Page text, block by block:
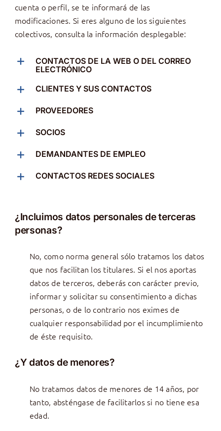
cuenta o perfil, se te informará de las
modificaciones. Si eres alguno de los siguientes
colectivos, consulta la información desplegable:
CONTACTOS DE LA WEB O DEL CORREO
ELECTRÓNICO
CLIENTES Y SUS CONTACTOS
PROVEEDORES
SOCIOS
DEMANDANTES DE EMPLEO
CONTACTOS REDES SOCIALES
¿Incluimos datos personales de terceras
personas?
No, como norma general sólo tratamos los datos
que nos facilitan los titulares. Si el nos aportas
datos de terceros, deberás con carácter previo,
informar y solicitar su consentimiento a dichas
personas, o de lo contrario nos eximes de
cualquier responsabilidad por el incumplimiento
de éste requisito.
¿Y datos de menores?
No tratamos datos de menores de 14 años, por
tanto, absténgase de facilitarlos si no tiene esa
edad.